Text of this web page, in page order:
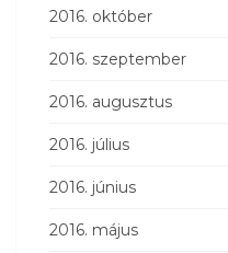
2016. október
2016. szeptember
2016. augusztus
2016. július
2016. június
2016. május